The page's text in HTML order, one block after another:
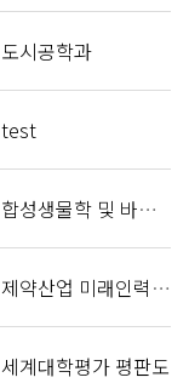
도시공학과
test
합성생물학 및 바이오신소재개발 연구실 (Synthetic Biology and Biomaterials Lab,SBBL)
제약산업 미래인력 양성센터 홈페이지
세계대학평가 평판도